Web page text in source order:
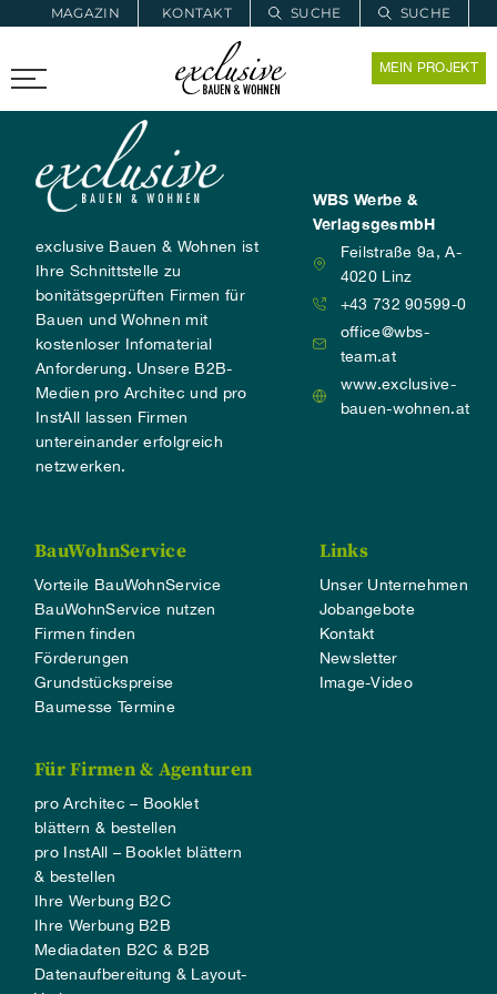
MAGAZIN KONTAKT SUCHE
SUCHE
PROARCHITEC PROINSTALL MEIN PROJEKT
exclusive Bauen & Wohnen ist
Ihre Schnittstelle zu
bonitätsgeprüften Firmen für
Bauen und Wohnen mit
kostenloser Infomaterial
Anforderung. Unsere B2B-
Medien pro Architec und pro
InstAll lassen Firmen
untereinander erfolgreich
netzwerken.
WBS Werbe &
VerlagsgesmbH
Feilstraße 9a, A-
4020 Linz
+43 732 90599-0
office@wbs-
team.at
www.exclusive-
bauen-wohnen.at
BauWohnService
Vorteile BauWohnService
BauWohnService nutzen
Firmen finden
Förderungen
Grundstückspreise
Baumesse Termine
Links
Unser Unternehmen
Jobangebote
Kontakt
Newsletter
Image-Video
Für Firmen & Agenturen
pro Architec – Booklet
blättern & bestellen
pro InstAll – Booklet blättern
& bestellen
Ihre Werbung B2C
Ihre Werbung B2B
Mediadaten B2C & B2B
Datenaufbereitung & Layout-